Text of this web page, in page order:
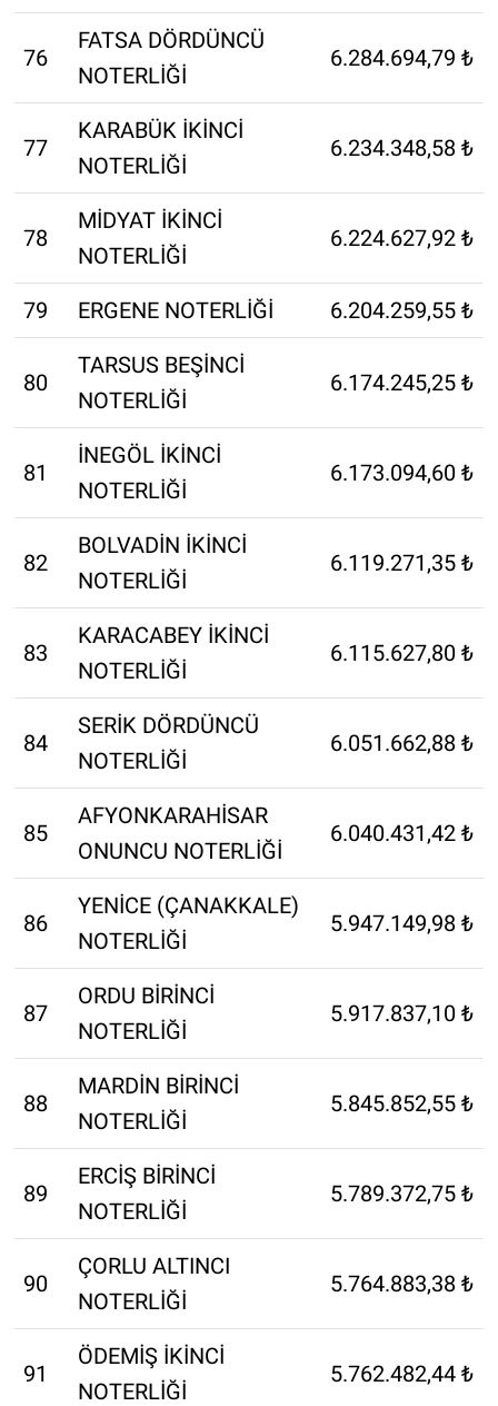
76
FATSA DÖRDÜNCÜ
NOTERLİĞİ
6.284.694,79 ₺
77
KARABÜK İKİNCİ
NOTERLİĞİ
6.234.348,58 ₺
78
MİDYAT İKİNCİ
NOTERLİĞİ
6.224.627,92 ₺
79 ERGENE NOTERLİĞİ 6.204.259,55 ₺
80
TARSUS BEŞİNCİ
NOTERLİĞİ
6.174.245,25 ₺
81
İNEGÖL İKİNCİ
NOTERLİĞİ
6.173.094,60 ₺
82
BOLVADİN İKİNCİ
NOTERLİĞİ
6.119.271,35 ₺
83
KARACABEY İKİNCİ
NOTERLİĞİ
6.115.627,80 ₺
84
SERİK DÖRDÜNCÜ
NOTERLİĞİ
6.051.662,88 ₺
85
AFYONKARAHİSAR
ONUNCU NOTERLİĞİ
6.040.431,42 ₺
86
YENİCE (ÇANAKKALE)
NOTERLİĞİ
5.947.149,98 ₺
87
ORDU BİRİNCİ
NOTERLİĞİ
5.917.837,10 ₺
88
MARDİN BİRİNCİ
NOTERLİĞİ
5.845.852,55 ₺
89
ERCİŞ BİRİNCİ
NOTERLİĞİ
5.789.372,75 ₺
90
ÇORLU ALTINCI
NOTERLİĞİ
5.764.883,38 ₺
91
ÖDEMİŞ İKİNCİ
NOTERLİĞİ
5.762.482,44 ₺